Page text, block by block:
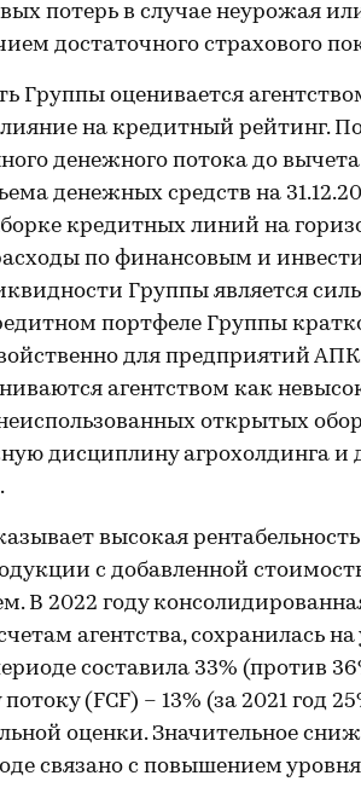
потерь в случае неурожая
достаточного страхового
Группы оценивается
на кредитный рейтинг.
денежного потока до
денежных средств на
кредитных линий на
по финансовым и
Группы является
портфеле Группы
для предприятий
агентством как
открытых
дисциплину агрохолдинга и
высокая
с добавленной
В 2022 году
агентства, сохранилась на
составила 33% (против
(FCF) – 13% (за 2021 год
оценки. Значительное
связано с повышением